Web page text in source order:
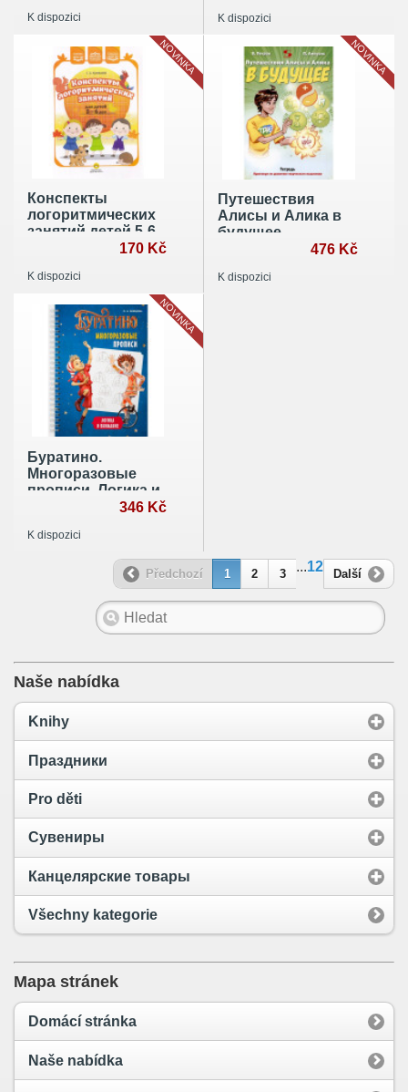
K dispozici
«Пиши.Стирай»
K dispozici
Конспекты
логоритмических
занятий детей 5-6
лет (ФГОС ДО)170 Kč
K dispozici
NOVINKA
Путешествия
Алисы и Алика в
будущее.
Практикум по
творческого
476 Kč
K dispozici
NOVINKA
Буратино.
Многоразовые
прописи. Логика и
346 Kč
K dispozici
NOVINKA
Předchozí 1 2 3
...12
Další
Naše nabídka
Knihy
Праздники
Pro děti
Сувениры
Канцелярские товары
Všechny kategorie
Mapa stránek
Domácí stránka
Naše nabídka